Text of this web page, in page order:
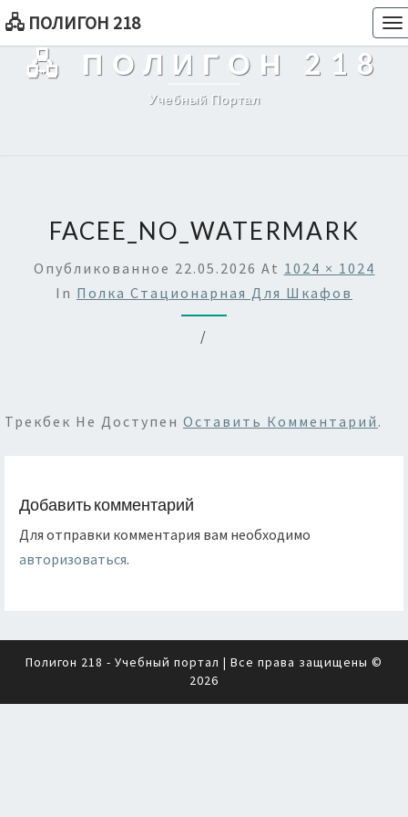
🖧 ПОЛИГОН 218
🖧 ПОЛИГОН 218
Учебный Портал
FACEE_NO_WATERMARK
Опубликованное 22.05.2026 At 1024 × 1024
In Полка Стационарная Для Шкафов
/
Трекбек Не Доступен Оставить Комментарий .
Добавить комментарий
Для отправки комментария вам необходимо
авторизоваться.
Полигон 218 - Учебный портал | Все права защищены ©
2026